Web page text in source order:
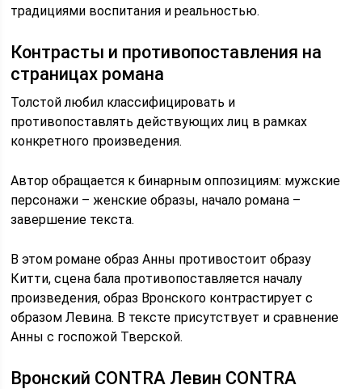
традициями воспитания и реальностью.
Контрасты и противопоставления на
страницах романа
Толстой любил классифицировать и
противопоставлять действующих лиц в рамках
конкретного произведения.
Автор обращается к бинарным оппозициям: мужские
персонажи – женские образы, начало романа –
завершение текста.
В этом романе образ Анны противостоит образу
Китти, сцена бала противопоставляется началу
произведения, образ Вронского контрастирует с
образом Левина. В тексте присутствует и сравнение
Анны с госпожой Тверской.
Вронский CONTRA Левин CONTRA